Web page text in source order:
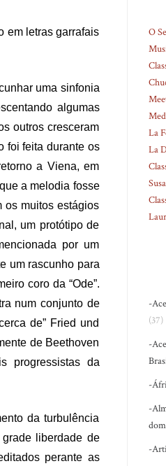
em letras garrafais
uma sinfonia
algumas
outros cresceram
foi feita durante os
a Viena, em
a melodia fosse
os muitos estágios
um protótipo de
por um
um rascunho para
coro da “Ode”.
num conjunto de
de” Fried und
de Beethoven
progressistas da
da turbulência
liberdade de
perante as
O
La
La
-
(37)
-
-
-
-